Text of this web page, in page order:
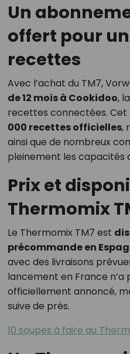
Un
offert pour
recettes
Avec l’achat du TM7,
de 12 mois à Cookidoo,
recettes connectées.
000 recettes officielles,
ainsi que de nombreux
pleinement les capacités
Prix et
Thermomix
Le Thermomix TM7 est
précommande en
avec des livraisons
lancement en France n’a
officiellement annoncé,
suive de près.
10 soupes à faire au